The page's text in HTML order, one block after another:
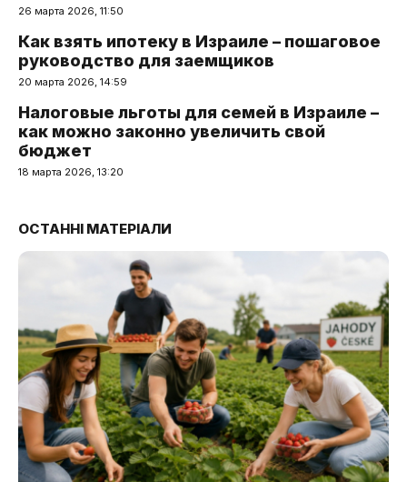
26 марта 2026, 11:50
Как взять ипотеку в Израиле – пошаговое
руководство для заемщиков
20 марта 2026, 14:59
Налоговые льготы для семей в Израиле –
как можно законно увеличить свой
бюджет
18 марта 2026, 13:20
ОСТАННІ МАТЕРІАЛИ